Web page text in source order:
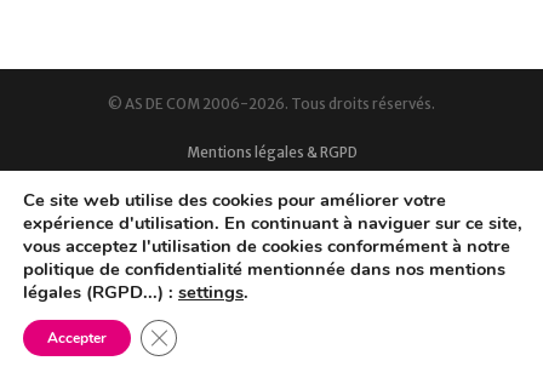
© AS DE COM 2006-2026. Tous droits réservés.
Mentions légales & RGPD
Ce site web utilise des cookies pour améliorer votre
expérience d'utilisation. En continuant à naviguer sur ce site,
vous acceptez l'utilisation de cookies conformément à notre
politique de confidentialité mentionnée dans nos mentions
légales (RGPD...) : settings.
Accepter Fermer la bannière des cookies GDPR